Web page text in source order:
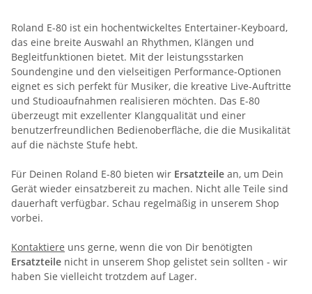
Roland E-80 ist ein hochentwickeltes Entertainer-Keyboard,
das eine breite Auswahl an Rhythmen, Klängen und
Begleitfunktionen bietet. Mit der leistungsstarken
Soundengine und den vielseitigen Performance-Optionen
eignet es sich perfekt für Musiker, die kreative Live-Auftritte
und Studioaufnahmen realisieren möchten. Das E-80
überzeugt mit exzellenter Klangqualität und einer
benutzerfreundlichen Bedienoberfläche, die die Musikalität
auf die nächste Stufe hebt.
Für Deinen Roland E-80 bieten wir Ersatzteile an, um Dein
Gerät wieder einsatzbereit zu machen. Nicht alle Teile sind
dauerhaft verfügbar. Schau regelmäßig in unserem Shop
vorbei.
Kontaktiere uns gerne, wenn die von Dir benötigten
Ersatzteile nicht in unserem Shop gelistet sein sollten - wir
haben Sie vielleicht trotzdem auf Lager.